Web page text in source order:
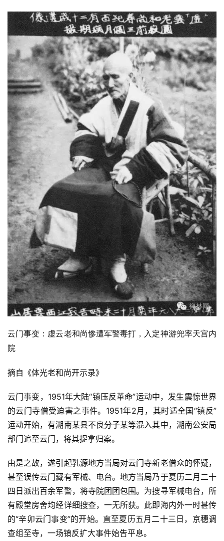
云门事变：虚云老和尚惨遭军警毒打，入定神游兜率天宫内
院
摘自《体光老和尚开示录》
云门事变，1951年大陆“镇压反革命”运动中，发生震惊世界
的云门寺僧受迫害之事件。1951年2月，其时适全国“镇反”
运动开始，有湖南某县不良分子某等混入其中，湖南公安局
部门追至云门，将其捉拿归案。
由是之故，遂引起乳源地方当局对云门寺新老僧众的怀疑，
甚至误传云门藏有军械、电台。地方当局乃于夏历二月二十
四日派出百余军警，将寺院团团包围。为搜寻军械电台，所
有殿堂房舍均经详细搜查，一无所获。此即海内外一时甚传
的“辛卯云门事变”的开始。直至夏历五月二十三日，京穗调
查组至寺，一场镇反扩大事件始告平息。